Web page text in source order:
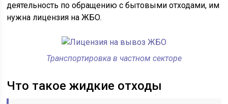
деятельность по обращению с бытовыми отходами, им
нужна лицензия на ЖБО.
Транспортировка в частном секторе
Что такое жидкие отходы